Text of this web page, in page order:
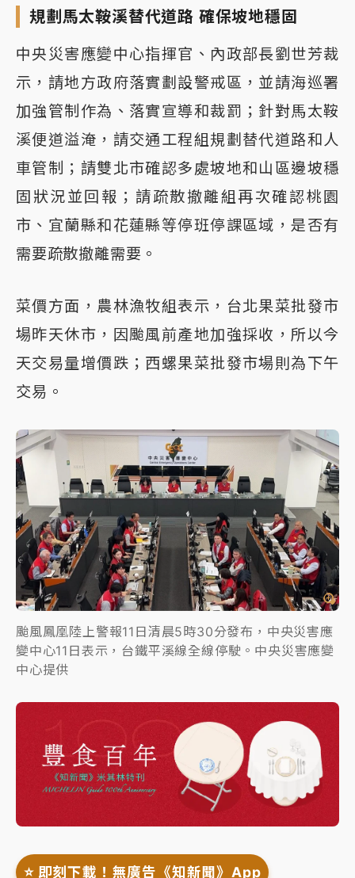
規劃馬太鞍溪替代道路 確保坡地穩固
中央災害應變中心指揮官、內政部長劉世芳裁
示，請地方政府落實劃設警戒區，並請海巡署
加強管制作為、落實宣導和裁罰；針對馬太鞍
溪便道溢淹，請交通工程組規劃替代道路和人
車管制；請雙北市確認多處坡地和山區邊坡穩
固狀況並回報；請疏散撤離組再次確認桃園
市、宜蘭縣和花蓮縣等停班停課區域，是否有
需要疏散撤離需要。
菜價方面，農林漁牧組表示，台北果菜批發市
場昨天休市，因颱風前產地加強採收，所以今
天交易量增價跌；西螺果菜批發市場則為下午
交易。
颱風鳳凰陸上警報11日清晨5時30分發布，中央災害應
變中心11日表示，台鐵平溪線全線停駛。中央災害應變
中心提供
⭐️ 即刻下載！無廣告《知新聞》App